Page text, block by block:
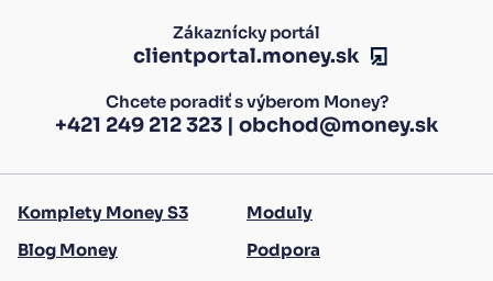
Zákaznícky portál
clientportal.money.sk
Chcete poradiť s výberom Money?
+421 249 212 323| obchod@money.sk
Komplety Money S3
Moduly
Blog Money
Podpora